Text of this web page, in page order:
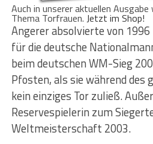
Auch in unserer aktuellen
Thema Torfrauen. Jetzt im Shop!
Angerer absolvierte von
für die deutsche
beim deutschen WM-Sieg
Pfosten, als sie während des
kein einziges Tor zuließ.
Reservespielerin zum
Weltmeisterschaft 2003.